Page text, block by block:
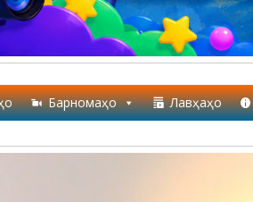
Барномаҳо Лавҳаҳо